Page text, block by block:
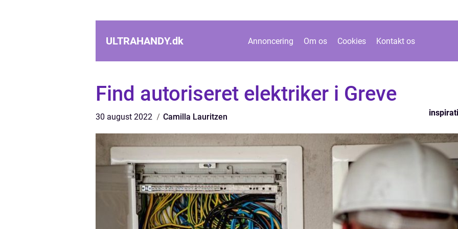
ULTRAHANDY.dk Annoncering Om os Cookies Kontakt os
Find autoriseret elektriker i Greve
30 august 2022 Camilla Lauritzen